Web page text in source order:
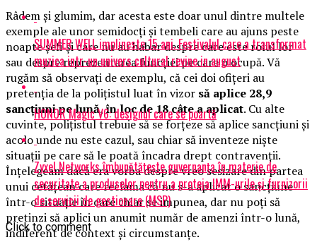
Râdem și glumim, dar acesta este doar unul dintre multele
exemple ale unor semidocți și tembeli care au ajuns peste
noapte șefi și care nu au habar despre care este rolul lor
sau despre reprezentarea funcției pe care o ocupă. Vă
rugăm să observați de exemplu, că cei doi ofițeri au
pretenția de la polițistul luat în vizor să aplice 28,9
sancțiuni pe lună, în loc de 18 câte a aplicat. Cu alte
cuvinte, polițistul trebuie să se forțeze să aplice sancțiuni și
acolo unde nu este cazul, sau chiar să inventeze niște
situații pe care să le poată încadra drept contravenții.
Înțelegeam dacă era vorba despre vreo sesizare din partea
unui cetățean care reclama că nu s-a aplicat o sancțiune
într-o situație în care chiar se impunea, dar nu poți să
pretinzi să aplici un anumit număr de amenzi într-o lună,
indiferent de context și circumstanțe.
SUMMER WELL implineste 15 ani. Festivalul care a transformat
muzica intr-un univers cultural revine in august
HONOR Magic V6: designul care se poartă
Zyxel Networks îmbunătățește guvernanța în materie de
securitate a produselor pentru a proteja IMM-urile și furnizorii
de servicii de gestionare (MSP)
Click to comment